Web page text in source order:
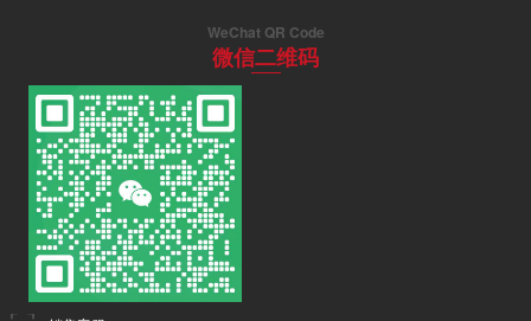
WeChat QR Code
微信二维码